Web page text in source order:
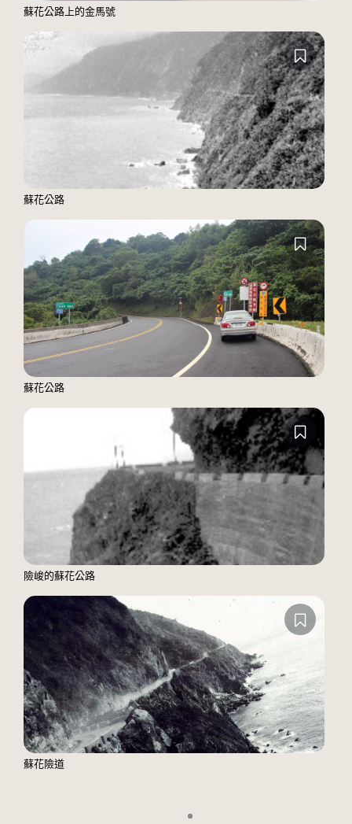
蘇花公路上的金馬號
蘇花公路
蘇花公路
險峻的蘇花公路
蘇花險道